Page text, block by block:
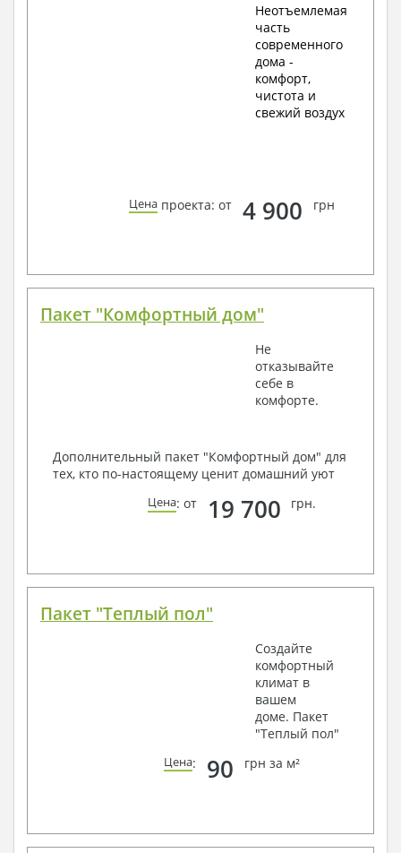
Неотъемлемая
часть
современного
дома -
комфорт,
чистота и
свежий воздух
Цена проекта: от 4 900 грн
Пакет "Комфортный дом"
Не
отказывайте
себе в
комфорте.
Дополнительный пакет "Комфортный дом" для
тех, кто по-настоящему ценит домашний уют
Цена: от 19 700 грн.
Пакет "Теплый пол"
Создайте
комфортный
климат в
вашем
доме. Пакет
"Теплый пол"
Цена: 90 грн за м²